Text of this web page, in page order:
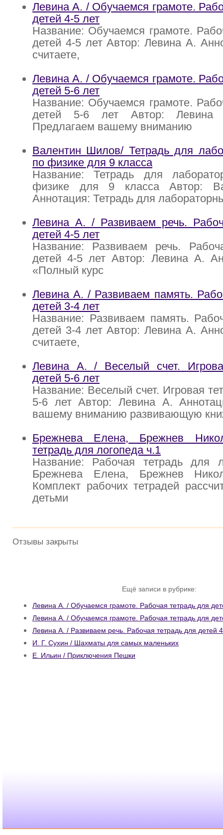
Левина А. / Обучаемся грамоте.
детей 4-5 лет
Название: Обучаемся грамоте.
детей 4-5 лет Автор: Левина А.
считаете,
Левина А. / Обучаемся грамоте.
детей 5-6 лет
Название: Обучаемся грамоте.
детей 5-6 лет Автор: Левина
Предлагаем вашему вниманию
Валентин Шилов/ Тетрадь для
по физике для 9 класса
Название: Тетрадь для
физике для 9 класса Автор:
Аннотация: Тетрадь для
Левина А. / Развиваем речь.
детей 4-5 лет
Название: Развиваем речь.
детей 4-5 лет Автор: Левина А.
«Полный курс
Левина А. / Развиваем память.
детей 3-4 лет
Название: Развиваем память.
детей 3-4 лет Автор: Левина А.
считаете,
Левина А. / Веселый счет.
детей 5-6 лет
Название: Веселый счет. Игровая
5-6 лет Автор: Левина А.
вашему вниманию развивающую
Брежнева Елена, Брежнев
тетрадь для логопеда ч.1
Название: Рабочая тетрадь для
Брежнева Елена, Брежнев
Комплект рабочих тетрадей
детьми
Отзывы закрыты
Ещё записи в рубрике:
Левина А. / Обучаемся грамоте. Рабочая тетрадь для
Левина А. / Обучаемся грамоте. Рабочая тетрадь для
Левина А. / Развиваем речь. Рабочая тетрадь для детей
И. Г. Сухин / Шахматы для самых маленьких
Е. Ильин / Приключения Пешки